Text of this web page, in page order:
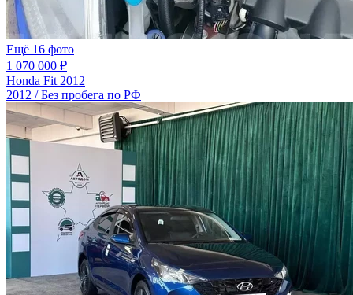
Ещё 16 фото
1 070 000 ₽
Honda Fit 2012
2012 / Без пробега по РФ